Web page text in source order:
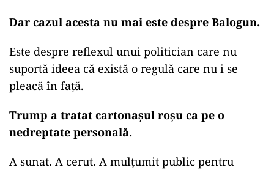
Dar cazul acesta nu mai este despre Balogun.
Este despre reflexul unui politician care nu
suportă ideea că există o regulă care nu i se
pleacă în față.
Trump a tratat cartonașul roșu ca pe o
nedreptate personală.
A sunat. A cerut. A mulțumit public pentru